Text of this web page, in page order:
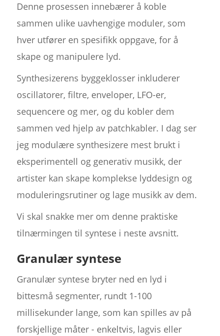
Denne prosessen innebærer å koble
sammen ulike uavhengige moduler, som
hver utfører en spesifikk oppgave, for å
skape og manipulere lyd.
Synthesizerens byggeklosser inkluderer
oscillatorer, filtre, enveloper, LFO-er,
sequencere og mer, og du kobler dem
sammen ved hjelp av patchkabler. I dag ser
jeg modulære synthesizere mest brukt i
eksperimentell og generativ musikk, der
artister kan skape komplekse lyddesign og
moduleringsrutiner og lage musikk av dem.
Vi skal snakke mer om denne praktiske
tilnærmingen til syntese i neste avsnitt.
Granulær syntese
Granulær syntese bryter ned en lyd i
bittesmå segmenter, rundt 1-100
millisekunder lange, som kan spilles av på
forskjellige måter - enkeltvis, lagvis eller